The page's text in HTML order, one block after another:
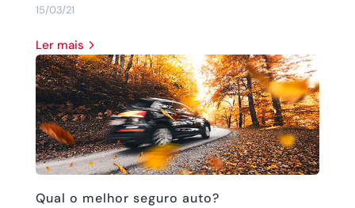
15/03/21
Ler mais
Qual o melhor seguro auto?